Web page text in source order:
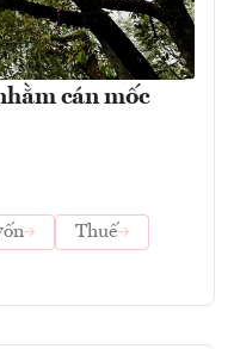
cán mốc
Thuế